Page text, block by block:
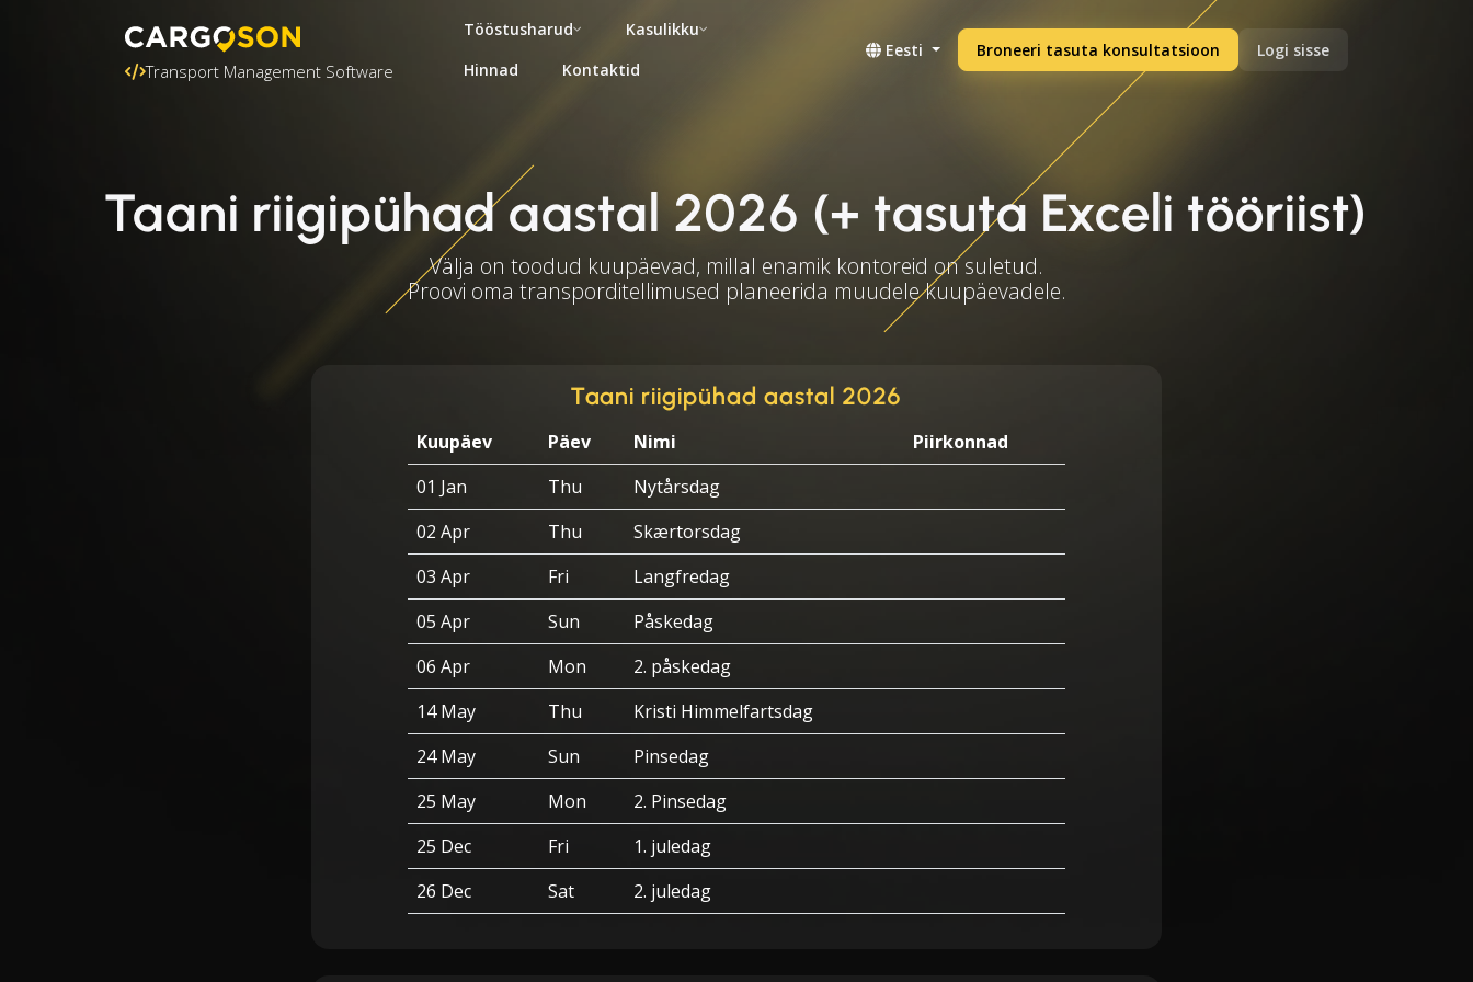
Transport Management Software
Tööstusharud
Kasulikku
Hinnad
Kontaktid
Eesti Broneeri tasuta konsultatsioon Logi sisse
Taani riigipühad aastal 2026 (+ tasuta Exceli tööriist)
Välja on toodud kuupäevad, millal enamik kontoreid on suletud.
Proovi oma transporditellimused planeerida muudele kuupäevadele.
Taani riigipühad aastal 2026
Kuupäev Päev Nimi
Piirkonnad
01 Jan
Thu
Nytårsdag
02 Apr
Thu
Skærtorsdag
03 Apr
Fri
Langfredag
05 Apr
Sun
Påskedag
06 Apr
Mon
2. påskedag
14 May
Thu
Kristi Himmelfartsdag
24 May
Sun
Pinsedag
25 May
Mon
2. Pinsedag
25 Dec
Fri
1. juledag
26 Dec
Sat 2. juledag